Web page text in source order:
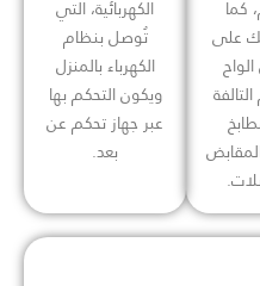
كما
على
الكهربائية، التي
تُوصل بنظام
الكهرباء بالمنزل
ويكون التحكم بها
عبر جهاز تحكم عن
بعد.